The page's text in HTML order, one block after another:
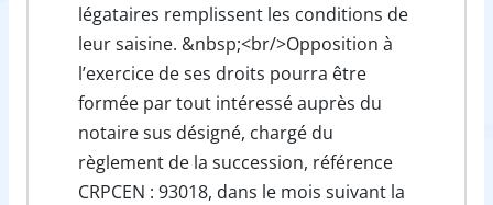
légataires remplissent les conditions de
leur saisine. &nbsp;<br/>Opposition à
l’exercice de ses droits pourra être
formée par tout intéressé auprès du
notaire sus désigné, chargé du
règlement de la succession, référence
CRPCEN : 93018, dans le mois suivant la